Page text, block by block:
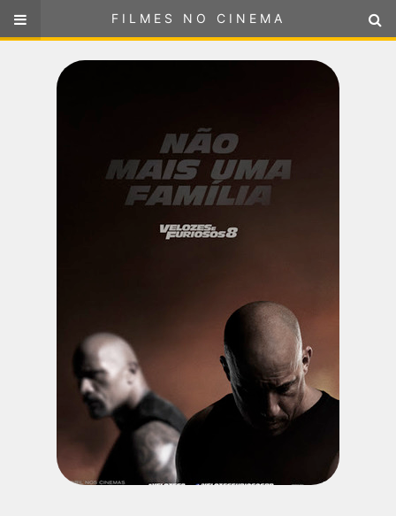
FILMES NO CINEMA
FILMES NO CINEMA
SELECIONE SUA LOCALIZAÇÃO
PRÓXIMOS LANÇAMENTOS
FilmesNoCinema.com.br
é o maior localizador de filmes e
sessões de cinema no Brasil. Através dele, você pode
encontrar os filmes no cinema mais próximos a você ou a
qualquer cidade em território brasileiro. Você pode também
acessar informações sobre cinemas, horários, assistir aos